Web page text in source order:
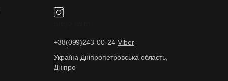
+38(099)243-00-24 Viber
Україна Дніпропетровська область,
Дніпро